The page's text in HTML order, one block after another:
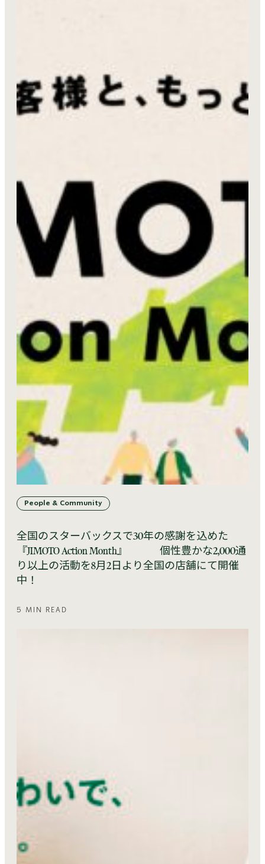
People & Community
全国のスターバックスで30年の感謝を込めた
『JIMOTO Action Month』 個性豊かな2,000通
り以上の活動を8月2日より全国の店舗にて開催
中！
5 MIN READ